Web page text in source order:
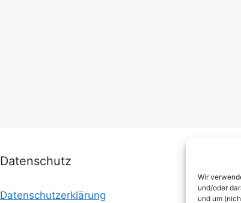
Wir
und/oder
und um
Datenschutz
Datenschutzerklärung